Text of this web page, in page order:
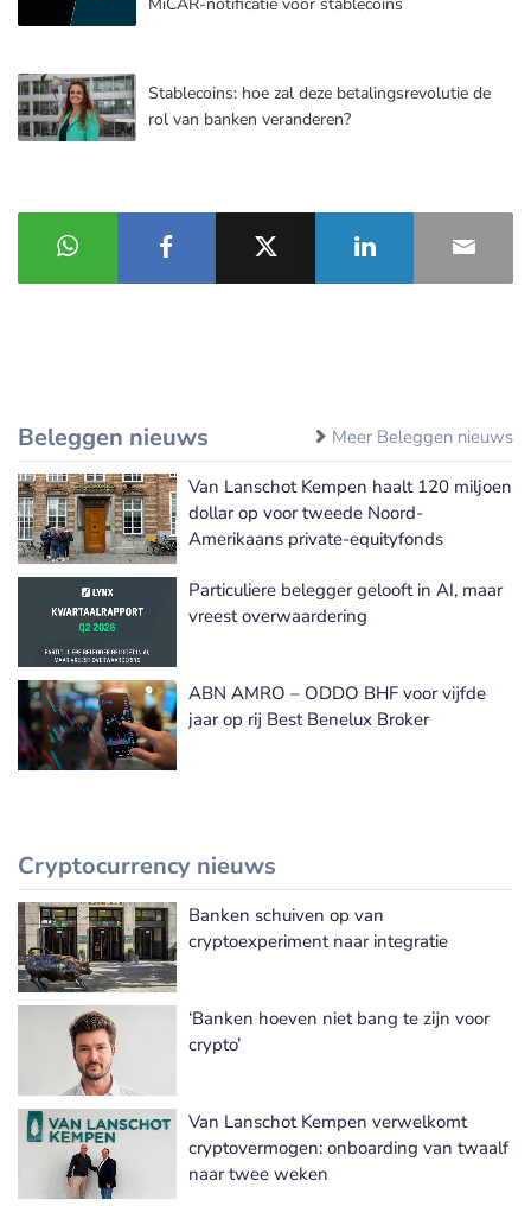
Stablecoins: hoe zal deze betalingsrevolutie de
rol van banken veranderen?
Beleggen nieuws Meer Beleggen nieuws
Van Lanschot Kempen haalt 120 miljoen
dollar op voor tweede Noord-
Amerikaans private-equityfonds
Particuliere belegger gelooft in AI, maar
vreest overwaardering
ABN AMRO – ODDO BHF voor vijfde
jaar op rij Best Benelux Broker
Cryptocurrency nieuws
Meer Cryptocurrency nieuws
Banken schuiven op van
cryptoexperiment naar integratie
‘Banken hoeven niet bang te zijn voor
crypto’
Van Lanschot Kempen verwelkomt
cryptovermogen: onboarding van twaalf
naar twee weken